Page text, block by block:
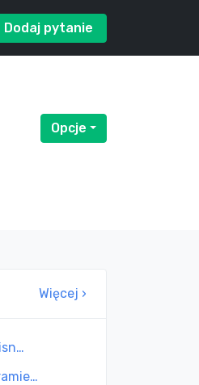
Dodaj pytanie
Opcje Menu rozwijane
Więcej ›